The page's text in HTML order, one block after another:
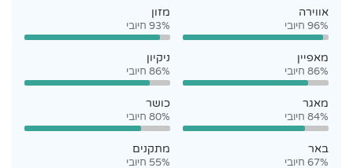
אווירה
96% חיובי
מזון
93% חיובי
מאפיין
86% חיובי
ניקיון
86% חיובי
מאגר
84% חיובי
כושר
80% חיובי
באר
67% חיובי
מתקנים
55% חיובי